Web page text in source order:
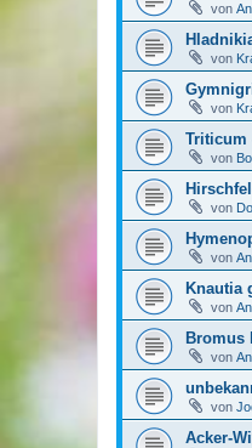
von
von
von
Triticum
von
von
von
Knautia
von
Bromus
von
von
Acker-